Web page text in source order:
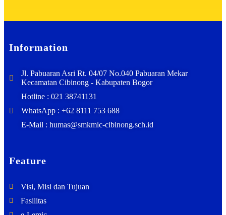
Information
Jl. Pabuaran Asri Rt. 04/07 No.040 Pabuaran Mekar
Kecamatan Cibinong - Kabupaten Bogor
Hotline : 021 38741131
WhatsApp : +62 8111 753 688
E-Mail : humas@smkmic-cibinong.sch.id
Feature
Visi, Misi dan Tujuan
Fasilitas